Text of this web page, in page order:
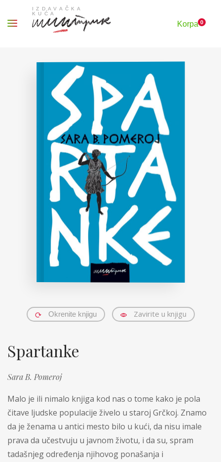
Korpa0
Okrenite knjigu Zavirite u knjigu
Spartanke
Sara B. Pomeroj
Malo je ili nimalo knjiga kod nas o tome kako je pola
čitave ljudske populacije živelo u staroj Grčkoj. Znamo
da je ženama u antici mesto bilo u kući, da nisu imale
prava da učestvuju u javnom životu, i da su, spram
tadašnjeg određenja njihovog ponašanja i